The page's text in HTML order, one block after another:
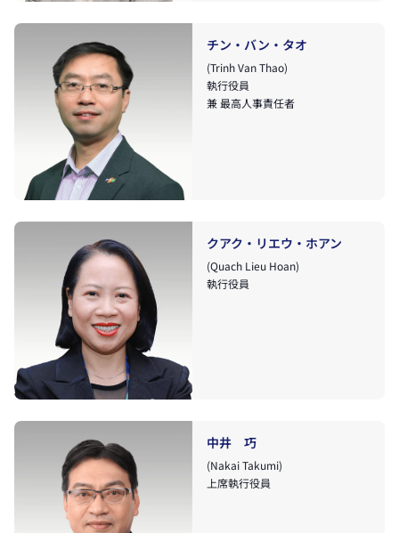
チン・バン・タオ
(Trinh Van Thao)
執行役員
兼 最高人事責任者
クアク・リエウ・ホアン
(Quach Lieu Hoan)
執行役員
中井 巧
(Nakai Takumi)
上席執行役員